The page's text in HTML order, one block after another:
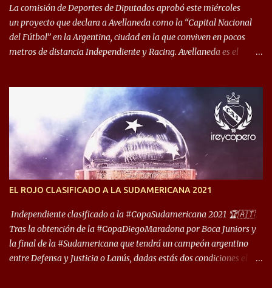
década del ochenta y con una democracia flo...
La comisión de Deportes de Diputados aprobó este miércoles
un proyecto que declara a Avellaneda como la “Capital Nacional
del Fútbol” en la Argentina, ciudad en la que conviven en pocos
metros de distancia Independiente y Racing. Avellaneda es el
Libertadores de América) los distancian solo 150 metros. Por ello
son protagonistas de un clásico de los más picantes del fútbol
argentino. De ella también forma parte Arsenal, equipo que
transitó por la primera división del fútbol local durante muchos
años. Dock Sud es otro de los que comparten esas tierras, aunque el
foco de atención es la convivencia Independiente - Racing. “No
deporte”, afirmó Facundo Moyano. “Creo que Avellaneda...
EL ROJO CLASIFICADO A LA SUDAMERICANA 2021
Independiente clasificado a la #CopaSudamericana 2021 🏆🇦🇹
Tras la obtención de la #CopaDiegoMaradona por Boca Juniors y
la final de la #Sudamericana que tendrá un campeón argentino
entre Defensa y Justicia o Lanús, dadas estás dos condiciones el